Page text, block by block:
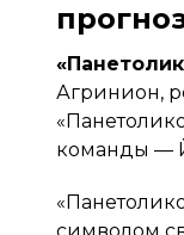
Агринион,
команды —